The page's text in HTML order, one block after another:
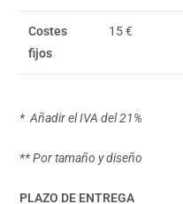
Costes
fijos
15 €
* Añadir el IVA del 21%
** Por tamaño y diseño
PLAZO DE ENTREGA